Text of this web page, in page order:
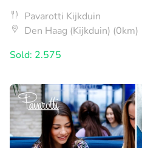
Pavarotti Kijkduin
Den Haag (Kijkduin) (0km)
Sold: 2.575